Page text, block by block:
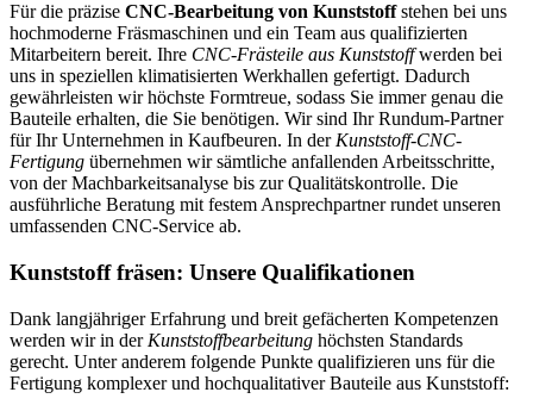
Für die präzise CNC-Bearbeitung von Kunststoffstehen bei uns
hochmoderne Fräsmaschinen und ein Team aus qualifizierten
Mitarbeitern bereit. Ihre CNC-Frästeile aus Kunststoffwerden bei
uns in speziellen klimatisierten Werkhallen gefertigt. Dadurch
gewährleisten wir höchste Formtreue, sodass Sie immer genau die
Bauteile erhalten, die Sie benötigen. Wir sind Ihr Rundum-Partner
für Ihr Unternehmen in Kaufbeuren. In der Kunststoff-CNC-
Fertigung übernehmen wir sämtliche anfallenden Arbeitsschritte,
von der Machbarkeitsanalyse bis zur Qualitätskontrolle. Die
ausführliche Beratung mit festem Ansprechpartner rundet unseren
umfassenden CNC-Service ab.
Kunststoff fräsen: Unsere Qualifikationen
Dank langjähriger Erfahrung und breit gefächerten Kompetenzen
werden wir in der Kunststoffbearbeitung höchsten Standards
gerecht. Unter anderem folgende Punkte qualifizieren uns für die
Fertigung komplexer und hochqualitativer Bauteile aus Kunststoff: